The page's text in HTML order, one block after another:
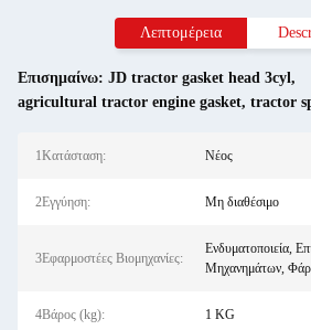
Λεπτομέρεια
Επισημαίνω: JD tractor gasket head 3cyl,
agricultural tractor engine gasket, tractor
1Κατάσταση: Νέος
2Εγγύηση: Μη διαθέσιμο
3Εφαρμοστέες Βιομηχανίες:
Ενδυματοποιεία,
Μηχανημάτων,
4Βάρος (kg): 1 KG